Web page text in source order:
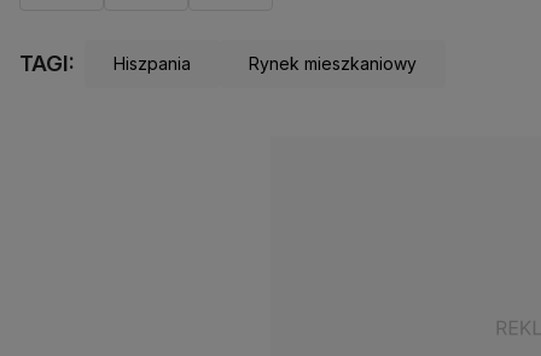
TAGI: Hiszpania Rynek mieszkaniowy